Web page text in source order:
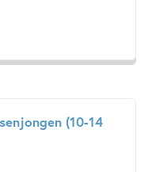
(10-14